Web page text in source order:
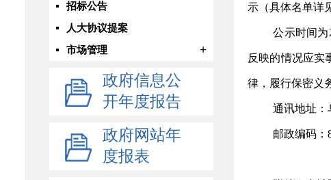
招标公告
人大协议提案
市场管理
+
政府信息公
开年度报告
政府网站年
度报表
示（具体名单详
公示时间为
反映的情况应实
律，履行保密义
通讯地址：
邮政编码：